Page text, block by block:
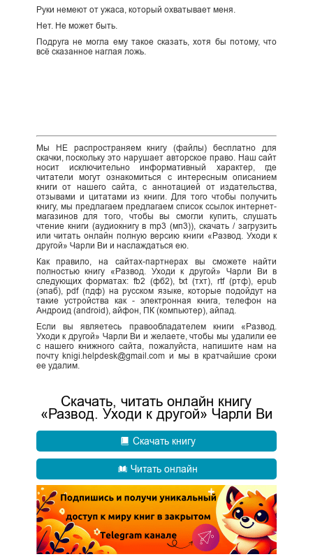
Руки немеют от ужаса, который охватывает меня.
Нет. Не может быть.
Подруга не могла ему такое сказать, хотя бы потому, что
всё сказанное наглая ложь.
Мы НЕ распространяем книгу (файлы) бесплатно для
скачки, поскольку это нарушает авторское право. Наш сайт
носит исключительно информативный характер, где
читатели могут ознакомиться с интересным описанием
книги от нашего сайта, с аннотацией от издательства,
отзывами и цитатами из книги. Для того чтобы получить
книгу, мы предлагаем предлагаем список ссылок интернет-
магазинов для того, чтобы вы смогли купить, слушать
чтение книги (аудиокнигу в mp3 (мп3)), скачать / загрузить
или читать онлайн полную версию книги «Развод. Уходи к
другой» Чарли Ви и наслаждаться ею.
Как правило, на сайтах-партнерах вы сможете найти
полностью книгу «Развод. Уходи к другой» Чарли Ви в
следующих форматах: fb2 (фб2), txt (тхт), rtf (ртф), epub
(эпаб), pdf (пдф) на русском языке, которые подойдут на
такие устройства как - электронная книга, телефон на
Андроид (android), айфон, ПК (компьютер), айпад.
Если вы являетесь правообладателем книги «Развод.
Уходи к другой» Чарли Ви и желаете, чтобы мы удалили ее
с нашего книжного сайта, пожалуйста, напишите нам на
почту knigi.helpdesk@gmail.com и мы в кратчайшие сроки
ее удалим.
Скачать, читать онлайн книгу
«Развод. Уходи к другой» Чарли Ви
Скачать книгу
Читать онлайн